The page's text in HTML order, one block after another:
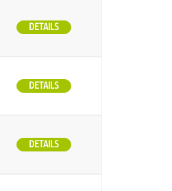
DETAILS
DETAILS
DETAILS